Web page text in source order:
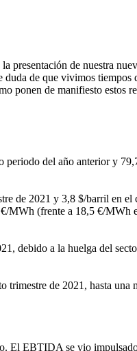
presentación de nuestra
de que vivimos tiempos
ponen de manifiesto estos
periodo del año anterior y
de 2021 y 3,8 $/barril en el
MWh (frente a 18,5 €/MWh
debido a la huelga del
trimestre de 2021, hasta una
El EBTIDA se vio